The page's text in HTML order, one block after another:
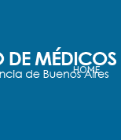
HOME